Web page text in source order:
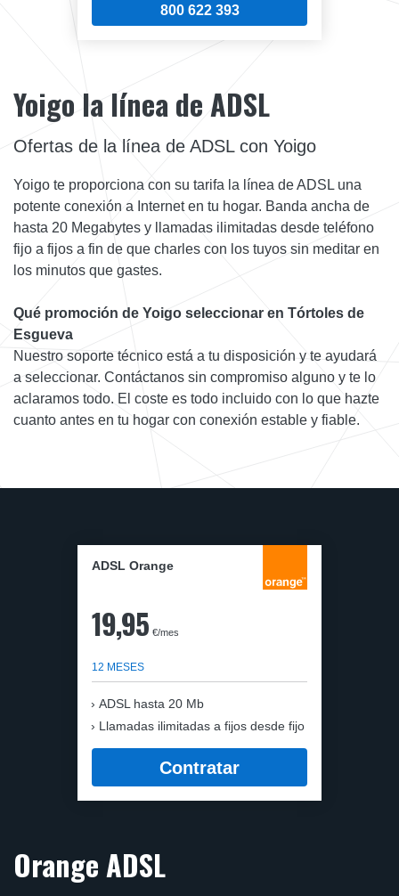
800 622 393
Yoigo la línea de ADSL
Ofertas de la línea de ADSL con Yoigo
Yoigo te proporciona con su tarifa la línea de ADSL una
potente conexión a Internet en tu hogar. Banda ancha de
hasta 20 Megabytes y llamadas ilimitadas desde teléfono
fijo a fijos a fin de que charles con los tuyos sin meditar en
los minutos que gastes.
Qué promoción de Yoigo seleccionar en Tórtoles de
Esgueva
Nuestro soporte técnico está a tu disposición y te ayudará
a seleccionar. Contáctanos sin compromiso alguno y te lo
aclaramos todo. El coste es todo incluido con lo que hazte
cuanto antes en tu hogar con conexión estable y fiable.
ADSL Orange
19,95 €/mes
12 MESES
ADSL hasta 20 Mb
Llamadas ilimitadas a fijos desde fijo
Contratar
Orange ADSL